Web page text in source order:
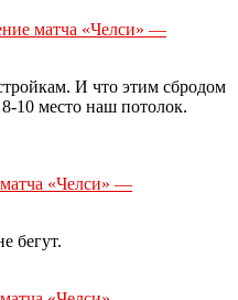
матча «Челси» —
И что этим сбродом
10 место наш потолок.
«Челси» —
бегут.